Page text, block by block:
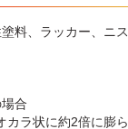
料、ラッカー、ニ
合
カラ状に約2倍に膨